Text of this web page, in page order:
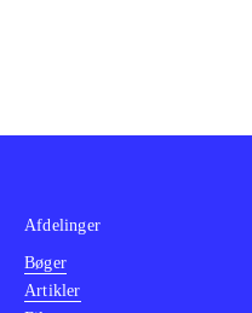
Afdelinger
Bøger
Artikler